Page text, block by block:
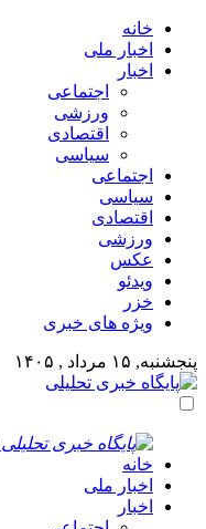
خانه
اخبار ملی
اخبار
اجتماعی
ورزشی
اقتصادی
سیاسی
اجتماعی
سیاسی
اقتصادی
ورزشی
عکس
ویدئو
خزر
ویژه های خبری
پنجشنبه, ۱۵ مرداد , ۱۴۰۵
خانه
اخبار ملی
اخبار